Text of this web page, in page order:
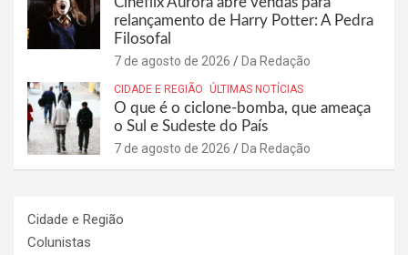
relançamento de Harry Potter: A Pedra
Filosofal
7 de agosto de 2026 Da Redação
CIDADE E REGIÃO ÚLTIMAS NOTÍCIAS
O que é o ciclone-bomba, que ameaça
o Sul e Sudeste do País
7 de agosto de 2026 Da Redação
Cidade e Região
Colunistas